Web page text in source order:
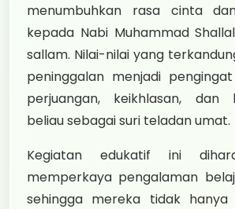
menumbuhkan rasa cinta
kepada Nabi Muhammad
sallam. Nilai-nilai yang
peninggalan menjadi
perjuangan, keikhlasan, dan
beliau sebagai suri teladan umat.
Kegiatan edukatif ini
memperkaya pengalaman
sehingga mereka tidak hanya